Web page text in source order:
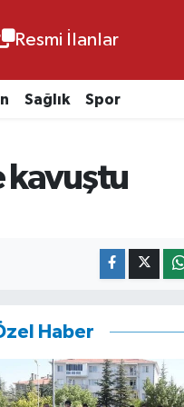
Resmi İlanlar
Sağlık Spor
kavuştu
Haber